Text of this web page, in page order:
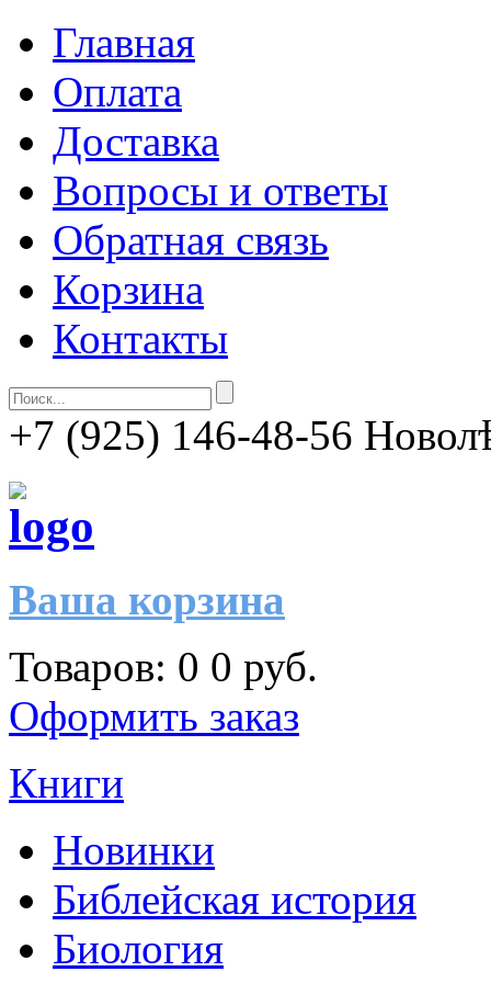
Главная
Оплата
Доставка
Вопросы и ответы
Обратная связь
Корзина
Контакты
+7 (925) 146-48-56
Ваша корзина
Товаров: 0 0 руб.
Оформить заказ
Книги
Новинки
Библейская история
Биология